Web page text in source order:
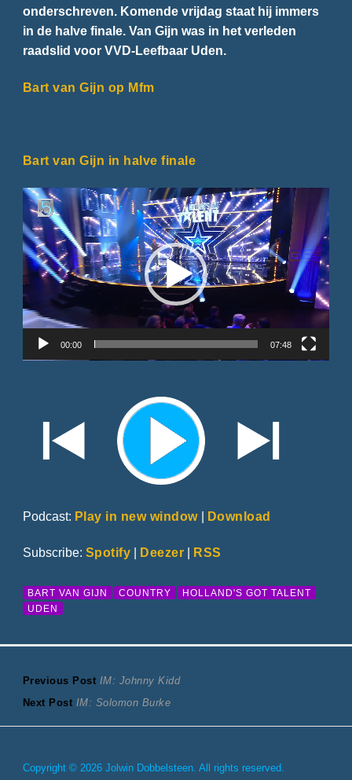
onderschreven. Komende vrijdag staat hij immers
in de halve finale. Van Gijn was in het verleden
raadslid voor VVD-Leefbaar Uden.
Bart van Gijn op Mfm
Bart van Gijn in halve finale
Videospeler
00:00 07:48
Podcast: Play in new window| Download
Subscribe: Spotify | Deezer | RSS
BART VAN GIJN COUNTRY
HOLLAND'S GOT TALENT
UDEN
Bericht
Previous Post Previous
post:
IM: Johnny Kidd
Next Post Next
post:
IM: Solomon Burke
Copyright © 2026 Jolwin Dobbelsteen. All rights reserved.